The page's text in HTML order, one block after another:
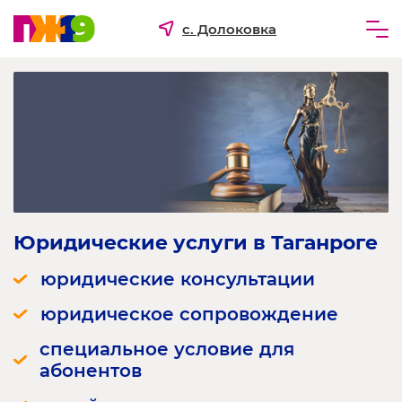
с. Долоковка
Частным лицам
Юридические услуги в Таганроге
юридические консультации
юридическое сопровождение
специальное условие для
абонентов